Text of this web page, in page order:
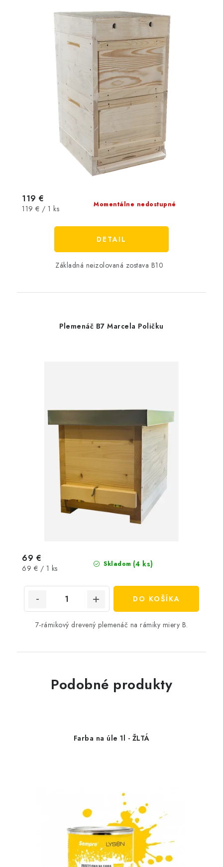
Momentálne nedostupné
119 €
Jednotková
119 € / 1 ks
DETAIL
Základná neizolovaná zostava B10
Plemenáč B7 Marcela Poličku
Skladom (4 ks)
69 €
Jednotková
69 € / 1 ks
DO KOŠÍKA
7-rámikový drevený plemenáč na rámiky miery B.
Podobné produkty
Farba na úle 1l - ŽLTÁ